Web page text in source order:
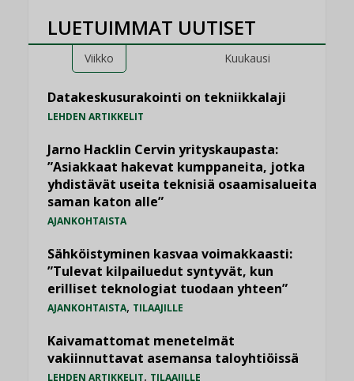
LUETUIMMAT UUTISET
Viikko Kuukausi
Datakeskusurakointi on tekniikkalaji
LEHDEN ARTIKKELIT
Jarno Hacklin Cervin yrityskaupasta:
”Asiakkaat hakevat kumppaneita, jotka
yhdistävät useita teknisiä osaamisalueita
saman katon alle”
AJANKOHTAISTA
Sähköistyminen kasvaa voimakkaasti:
”Tulevat kilpailuedut syntyvät, kun
erilliset teknologiat tuodaan yhteen”
AJANKOHTAISTA, TILAAJILLE
Kaivamattomat menetelmät
vakiinnuttavat asemansa taloyhtiöissä
LEHDEN ARTIKKELIT, TILAAJILLE